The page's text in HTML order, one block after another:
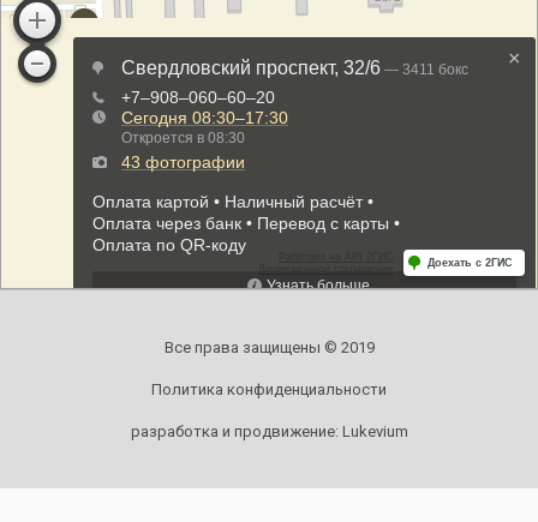
Все права защищены © 2019
Политика конфиденциальности
разработка и продвижение: Lukevium